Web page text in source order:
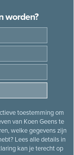
worden?
toestemming om
van Koen Geens te
welke gegevens zijn
Lees alle details in
kan je terecht op